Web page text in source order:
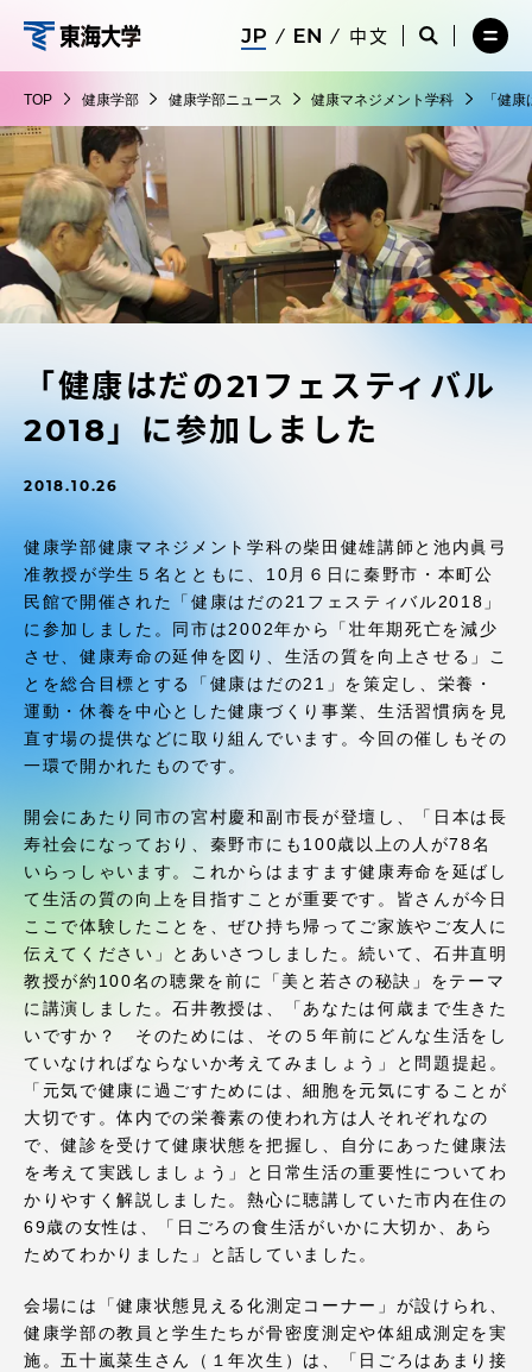
ツ
に
ス
キ
プ
康
学
中文
サ
検
索
を
く
サ
イ
索
を
閉
じ
る
メ
ー
を
開
く
TOP 健康学部 健康学部ニュース 健康マネジメント学科 「健
「健康はだの21フェスティバル
2018」に参加しました
2018.10.26
健康学部健康マネジメント学科の柴田健雄講師と池内眞弓
准教授が学生５名とともに、10月６日に秦野市・本町公
民館で開催された「健康はだの21フェスティバル2018」
に参加しました。同市は2002年から「壮年期死亡を減少
させ、健康寿命の延伸を図り、生活の質を向上させる」こ
とを総合目標とする「健康はだの21」を策定し、栄養・
運動・休養を中心とした健康づくり事業、生活習慣病を見
直す場の提供などに取り組んでいます。今回の催しもその
一環で開かれたものです。
開会にあたり同市の宮村慶和副市長が登壇し、「日本は長
寿社会になっており、秦野市にも100歳以上の人が78名
いらっしゃいます。これからはますます健康寿命を延ばし
て生活の質の向上を目指すことが重要です。皆さんが今日
ここで体験したことを、ぜひ持ち帰ってご家族やご友人に
伝えてください」とあいさつしました。続いて、石井直明
教授が約100名の聴衆を前に「美と若さの秘訣」をテーマ
に講演しました。石井教授は、「あなたは何歳まで生きた
いですか？ そのためには、その５年前にどんな生活をし
ていなければならないか考えてみましょう」と問題提起。
「元気で健康に過ごすためには、細胞を元気にすることが
大切です。体内での栄養素の使われ方は人それぞれなの
で、健診を受けて健康状態を把握し、自分にあった健康法
を考えて実践しましょう」と日常生活の重要性についてわ
かりやすく解説しました。熱心に聴講していた市内在住の
69歳の女性は、「日ごろの食生活がいかに大切か、あら
ためてわかりました」と話していました。
会場には「健康状態見える化測定コーナー」が設けられ、
健康学部の教員と学生たちが骨密度測定や体組成測定を実
施。五十嵐菜生さん（１年次生）は、「日ごろはあまり接
メ
ニ
閉
じ
る
在学生・保護者向けポータル（TIPS）
受験・入学案内
教員・研究者ガイド
大学の概要
受験・入学案内
学生生活
グローバルネットワーク
学外連携
学園ネットワーク
各種情報・お問い合わせ
アクセス情報
品川キャンパス 湘南キャンパス
伊勢原キャンパス 静岡キャンパス
熊本キャンパス
阿蘇くまもと
札幌キャンパス